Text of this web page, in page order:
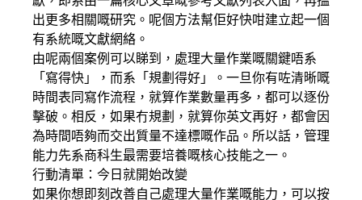
出更多相關嘅研究。呢個方法幫佢好快咁建立起一個
有系統嘅文獻網絡。
由呢兩個案例可以睇到，處理大量作業嘅關鍵唔系
「寫得快」，而系「規劃得好」。一旦你有咗清晰嘅
時間表同寫作流程，就算作業數量再多，都可以逐份
擊破。相反，如果冇規劃，就算你英文再好，都會因
為時間唔夠而交出質量不達標嘅作品。所以話，管理
能力先系商科生最需要培養嘅核心技能之一。
行動清單：今日就開始改變
如果你想即刻改善自己處理大量作業嘅能力，可以按